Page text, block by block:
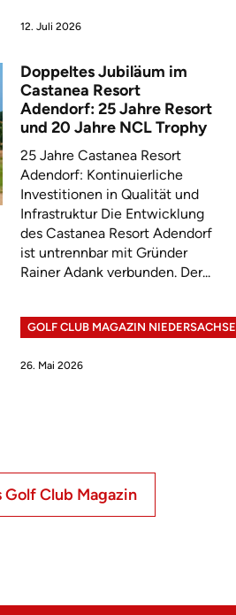
12. Juli 2026
Doppeltes Jubiläum im
Castanea Resort
Adendorf: 25 Jahre Resort
und 20 Jahre NCL Trophy
25 Jahre Castanea Resort
Adendorf: Kontinuierliche
Investitionen in Qualität und
Infrastruktur Die Entwicklung
des Castanea Resort Adendorf
ist untrennbar mit Gründer
Rainer Adank verbunden. Der...
GOLF CLUB MAGAZIN
26. Mai 2026
Golf Club Magazin